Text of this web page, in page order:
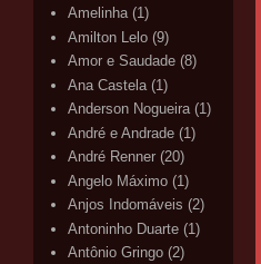
Amelinha (1)
Amilton Lelo (9)
Amor e Saudade (8)
Ana Castela (1)
Anderson Nogueira (1)
André e Andrade (1)
André Renner (20)
Angelo Máximo (1)
Anjos Indomáveis (2)
Antoninho Duarte (1)
Antônio Gringo (2)